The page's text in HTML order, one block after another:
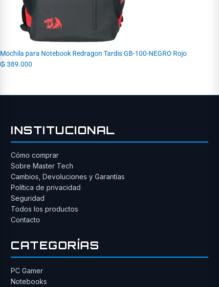
Mochila para Notebook Redragon Tardis GB-100-NEGRO Rojo
₲ 389.000
INSTITUCIONAL
Cómo comprar
Sobre Master Tech
Cambios, Devoluciones y Garantías
Política de privacidad
Seguridad
Todos los productos
Contacto
CATEGORÍAS
PC Gamer
Notebooks